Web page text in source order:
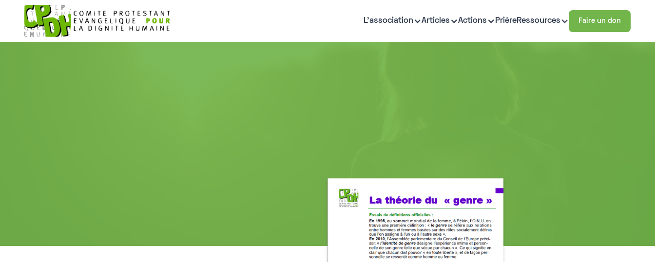
L'association Articles Actions PrièreRessources Faire un don